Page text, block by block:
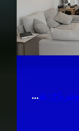
شقة سكنية في دوسلدورف-أونترباخ: شقة أنيقة من غرفتين مع شرفة واسعة!